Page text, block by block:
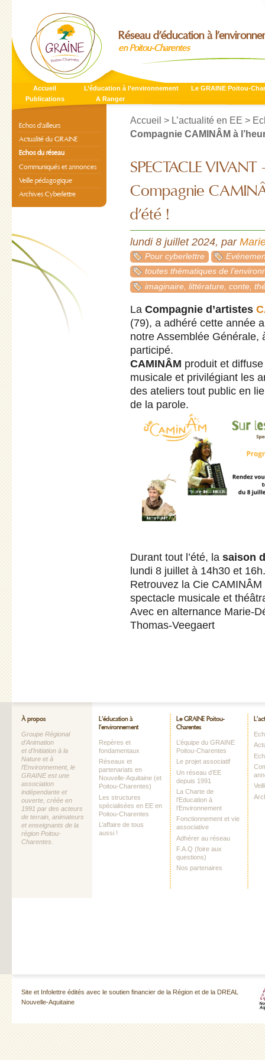
Réseau d’éducation à
en Poitou-Charentes
Accueil L’éducation à l’environnement
Le GRAINE Poitou-
Publications
A Ranger
Accueil > L’actualité en EE >
Compagnie CAMINÂM à
SPECTACLE VIVANT
Compagnie
d’été !
lundi 8 juillet 2024, par
Pour cyberlettre
toutes thématiques de
imaginaire, littérature, conte,
La Compagnie d’artistes
(79), a adhéré cette année
notre Assemblée Générale,
participé.
CAMINÂM produit et
musicale et privilégiant les
des ateliers tout public en
de la parole.
Durant tout l’été, la saison
lundi 8 juillet à 14h30 et 16h.
Retrouvez la Cie
spectacle musicale et
Avec en alternance Marie-
Thomas-Veegaert
Echos d’ailleurs
Actualité du GRAINE
Echos du réseau
Communiqués et annonces
Veille pédagogique
Archives Cyberlettre
À propos
Groupe Régional
d’Animation
et d’Initiation à la
Nature et à
l’Environnement, le
GRAINE est une
association
indépendante et
ouverte, créée en
1991 par des acteurs
de terrain, animateurs
et enseignants de la
région Poitou-
Charentes.
L’éducation à
l’environnement
Repères et
fondamentaux
Réseaux et
partenariats en
Nouvelle-Aquitaine (et
Poitou-Charentes)
Les structures
spécialisées en EE en
Poitou-Charentes
L’affaire de tous
aussi !
Le GRAINE Poitou-
Charentes
L’équipe du GRAINE
Poitou-Charentes
Le projet associatif
Un réseau d’EE
depuis 1991
La Charte de
l’Education à
l’Environnement
Fonctionnement et vie
associative
Adhérer au réseau
F.A.Q (foire aux
questions)
Nos partenaires
Site et Infolettre édités avec le soutien financier de la Région et de la DREAL
Nouvelle-Aquitaine